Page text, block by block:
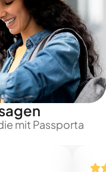
mit Passporta